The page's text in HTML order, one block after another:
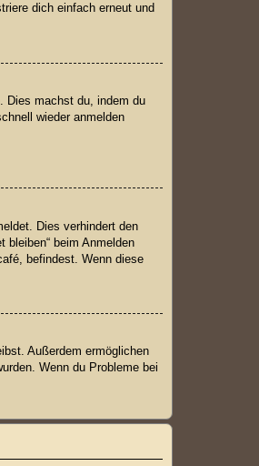
dich einfach erneut und
Dies machst du, indem du
wieder anmelden
Dies verhindert den
bleiben“ beim Anmelden
befindest. Wenn diese
Außerdem ermöglichen
Wenn du Probleme bei